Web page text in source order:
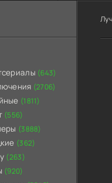
(643)
(2706)
(1811)
(556)
(3888)
(362)
(263)
(920)